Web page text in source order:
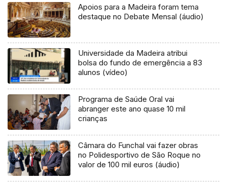
Apoios para a Madeira foram tema
destaque no Debate Mensal (áudio)
Universidade da Madeira atribui
bolsa do fundo de emergência a 83
alunos (vídeo)
Programa de Saúde Oral vai
abranger este ano quase 10 mil
crianças
Câmara do Funchal vai fazer obras
no Polidesportivo de São Roque no
valor de 100 mil euros (áudio)